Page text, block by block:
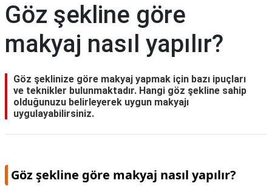
PROTEZ
PEELİNG
ERKEK
BAKIMI
CİLT
Göz şekline göre
makyaj nasıl yapılır?
Göz şeklinize göre makyaj yapmak için bazı ipuçları
ve teknikler bulunmaktadır. Hangi göz şekline sahip
olduğunuzu belirleyerek uygun makyajı
uygulayabilirsiniz.
Göz şekline göre makyaj nasıl yapılır?